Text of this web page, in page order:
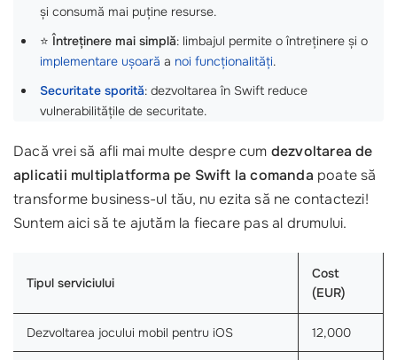
și consumă mai puține resurse.
⭐Întreținere mai simplă: limbajul permite o întreținere și o
implementare ușoară a noi funcționalități.
Securitate sporită: dezvoltarea în Swift reduce
vulnerabilitățile de securitate.
Dacă vrei să afli mai multe despre cum dezvoltarea de
aplicatii multiplatforma pe Swift la comanda poate să
transforme business-ul tău, nu ezita să ne contactezi!
Suntem aici să te ajutăm la fiecare pas al drumului.
Tipul serviciului
Cost
(EUR)
Dezvoltarea jocului mobil pentru iOS 12,000